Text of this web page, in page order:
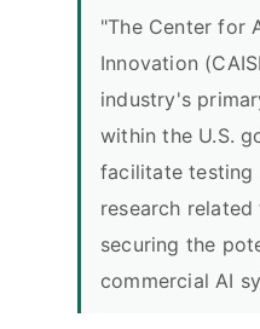
"The Center for
Innovation
industry's
within the U.S.
facilitate testing
research
securing the
commercial AI